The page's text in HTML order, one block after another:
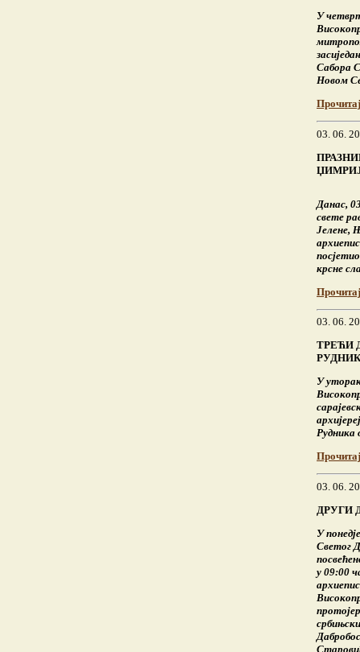
У
Сабора
Новом
03. 06.
Данас,
свете
Јелене,
крсне
03. 06.
ТРЕЋИ
У
Рудника
03. 06.
ДРУГИ
У
Светог
у 09:00